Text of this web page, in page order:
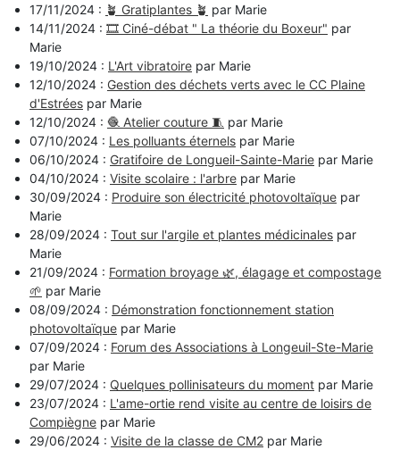
17/11/2024 : 🪴 Gratiplantes 🪴 par Marie
14/11/2024 : 🎞️ Ciné-débat " La théorie du Boxeur" par
Marie
19/10/2024 : L'Art vibratoire par Marie
12/10/2024 : Gestion des déchets verts avec le CC Plaine
d'Estrées par Marie
12/10/2024 : 🧶 Atelier couture 🧵 par Marie
07/10/2024 : Les polluants éternels par Marie
06/10/2024 : Gratifoire de Longueil-Sainte-Marie par Marie
04/10/2024 : Visite scolaire : l'arbre par Marie
30/09/2024 : Produire son électricité photovoltaïque par
Marie
28/09/2024 : Tout sur l'argile et plantes médicinales par
Marie
21/09/2024 : Formation broyage 🌿, élagage et compostage
🌱 par Marie
08/09/2024 : Démonstration fonctionnement station
photovoltaïque par Marie
07/09/2024 : Forum des Associations à Longeuil-Ste-Marie
par Marie
29/07/2024 : Quelques pollinisateurs du moment par Marie
23/07/2024 : L'ame-ortie rend visite au centre de loisirs de
Compiègne par Marie
29/06/2024 : Visite de la classe de CM2 par Marie